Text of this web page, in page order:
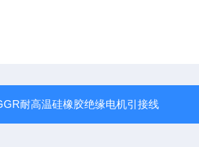
耐高温硅橡胶绝缘电机引接线